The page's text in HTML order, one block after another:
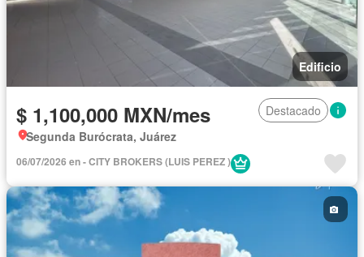
Edificio
$ 1,100,000 MXN/mes
Destacado
Segunda Burócrata, Juárez
06/07/2026 en - CITY BROKERS (LUIS PEREZ )